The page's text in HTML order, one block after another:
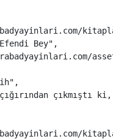
Bey" ,
assets/
" ,
çıkmıştı